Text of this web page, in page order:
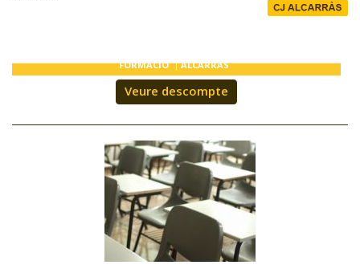
FORMACIÓ ALCARRÀS
Veure descompte